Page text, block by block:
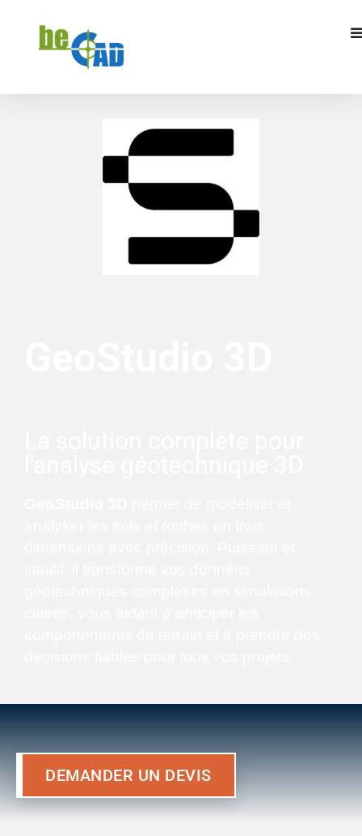
DEMANDER UN DEVIS
DEMANDER UN DEVIS